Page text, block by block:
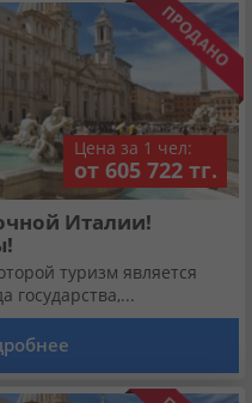
EUR
приложение
Цена за 1 чел:
от 605 722 тг.
Италии!
туризм является
государства,...